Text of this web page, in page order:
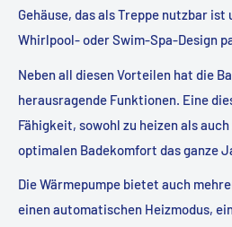
Gehäuse, das als Treppe nutzbar ist
Whirlpool- oder Swim-Spa-Design
Neben all diesen Vorteilen hat die
herausragende Funktionen. Eine
Fähigkeit, sowohl zu heizen als
optimalen Badekomfort das ganze
Die Wärmepumpe bietet auch
einen automatischen Heizmodus,